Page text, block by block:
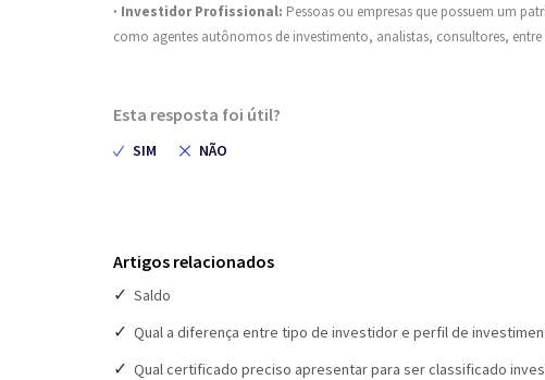
· Investidor Profissional: Pessoas ou empresas que possuem um
como agentes autônomos de investimento, analistas, consultores,
Esta resposta foi útil?
Artigos relacionados
Saldo
Qual a diferença entre tipo de investidor e perfil de
Qual certificado preciso apresentar para ser classificado